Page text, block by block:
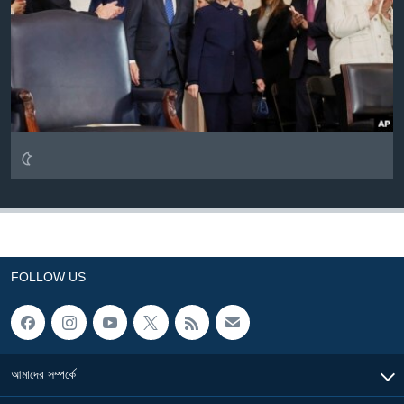
Learning English
অন্য ভাষায় ওয়েব সাইট
৫
FOLLOW US
আমাদের সম্পর্কে